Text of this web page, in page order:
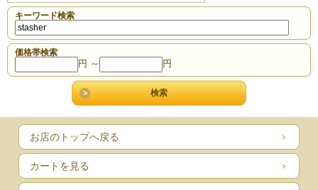
キーワード検索
価格帯検索
円 ～ 円
お店のトップへ戻る
カートを見る